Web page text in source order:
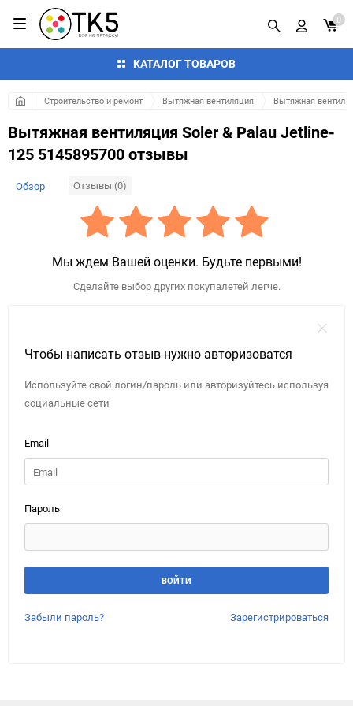
КАТАЛОГ ТОВАРОВ
0
Строительство и ремонт Вытяжная вентиляция Вытяжная
Вытяжная вентиляция Soler & Palau Jetline-
125 5145895700 отзывы
Обзор Отзывы (0)
Мы ждем Вашей оценки. Будьте первыми!
Сделайте выбор других покупалетей легче.
Чтобы написать отзыв нужно авторизоватся
Используйте свой логин/пароль или авторизуйтесь используя
социальные сети
Email
Пароль
Забыли пароль? Зарегистрироваться